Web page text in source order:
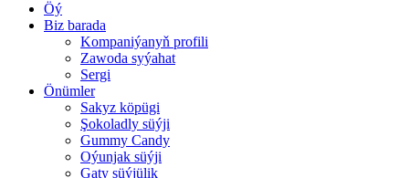
Öý
Biz barada
Kompaniýanyň profili
Zawoda syýahat
Sergi
Önümler
Sakyz köpügi
Şokoladly süýji
Gummy Candy
Oýunjak süýji
Gaty süýjülik